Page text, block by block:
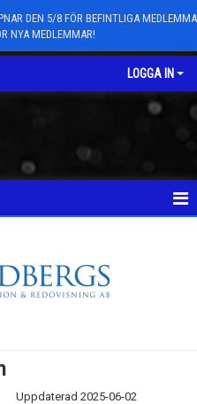
DEN 5/8 FÖR BEFINTLIGA
NYA MEDLEMMAR!
LOGGA IN
Uppdaterad 2025-06-02